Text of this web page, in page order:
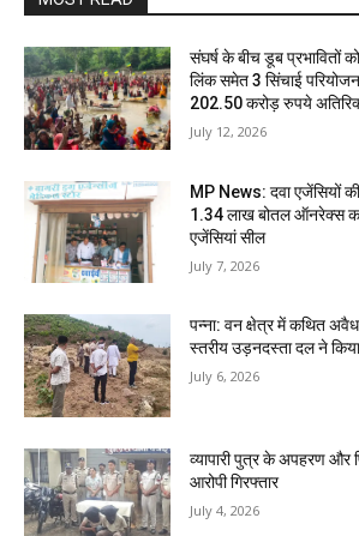
संघर्ष के बीच डूब प्रभावितों
लिंक समेत 3 सिंचाई
202.50 करोड़ रुपये
July 12, 2026
MP News: दवा एजेंसियों
1.34 लाख बोतल ऑनरेक्स कफ
एजेंसियां सील
July 7, 2026
पन्ना: वन क्षेत्र में कथित
स्तरीय उड़नदस्ता दल ने किया
July 6, 2026
व्यापारी पुत्र के अपहरण और
आरोपी गिरफ्तार
July 4, 2026